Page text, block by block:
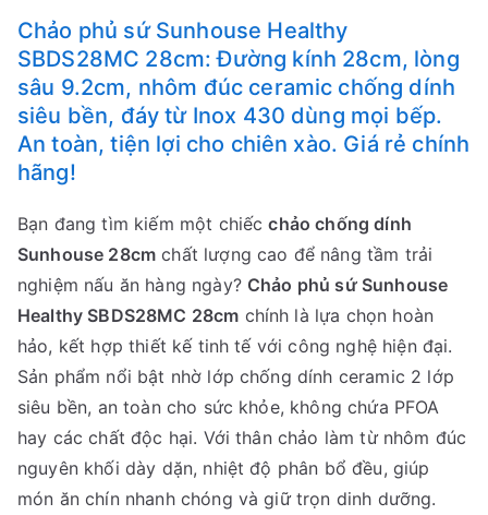
lượng
Chảo phủ sứ Sunhouse Healthy
SBDS28MC 28cm: Đường kính 28cm, lòng
sâu 9.2cm, nhôm đúc ceramic chống dính
siêu bền, đáy từ Inox 430 dùng mọi bếp.
An toàn, tiện lợi cho chiên xào. Giá rẻ chính
hãng!
Bạn đang tìm kiếm một chiếcchảo chống dính
Sunhouse 28cm chất lượng cao để nâng tầm trải
nghiệm nấu ăn hàng ngày? Chảo phủ sứ Sunhouse
Healthy SBDS28MC 28cm chính là lựa chọn hoàn
hảo, kết hợp thiết kế tinh tế với công nghệ hiện đại.
Sản phẩm nổi bật nhờ lớp chống dính ceramic 2 lớp
siêu bền, an toàn cho sức khỏe, không chứa PFOA
hay các chất độc hại. Với thân chảo làm từ nhôm đúc
nguyên khối dày dặn, nhiệt độ phân bổ đều, giúp
món ăn chín nhanh chóng và giữ trọn dinh dưỡng.